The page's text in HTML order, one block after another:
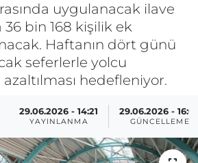
uygulanacak ilave
bin 168 kişilik ek
Haftanın dört günü
seferlerle yolcu
hedefleniyor.
29.06.2026 - 14:21
YAYINLANMA
29.06.2026 -
GÜNCELLEME